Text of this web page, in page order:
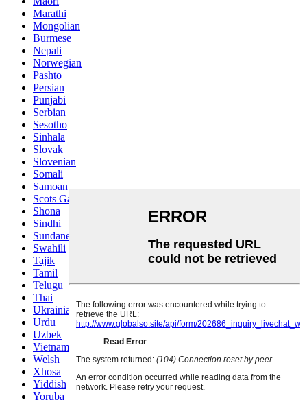
Marathi
Mongolian
Burmese
Nepali
Norwegian
Pashto
Persian
Punjabi
Serbian
Sesotho
Sinhala
Slovak
Slovenian
Somali
Samoan
Scots Gaelic
Shona
Sindhi
Sundanese
Swahili
Tajik
Tamil
Telugu
Thai
Ukrainian
Urdu
Uzbek
Vietnamese
Welsh
Xhosa
Yiddish
Yoruba